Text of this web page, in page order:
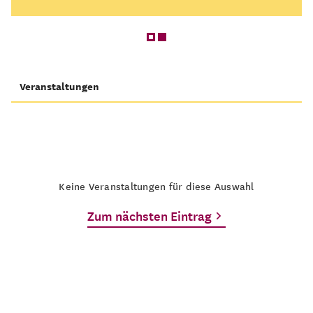
Veranstaltungen
Keine Veranstaltungen für diese Auswahl
Zum nächsten Eintrag